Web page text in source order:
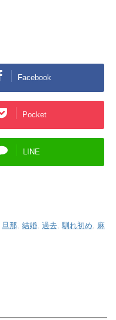
Facebook
Pocket
LINE
旦那 結婚 過去 馴れ初め
麻